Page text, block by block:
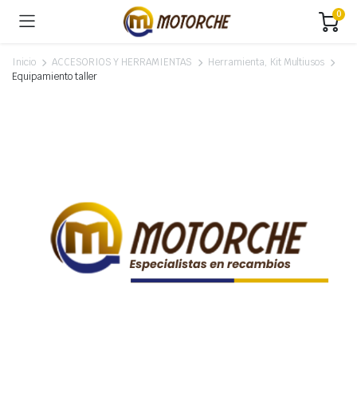
0
Inicio ACCESORIOS Y HERRAMIENTAS
Herramienta, Kit Multiusos
Equipamiento taller